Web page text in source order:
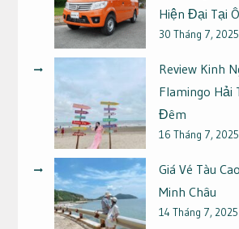
Hiện Đại Tại
30 Tháng 7, 2025
Review Kinh
Flamingo Hải
Đêm
16 Tháng 7, 2025
Giá Vé Tàu
Minh Châu
14 Tháng 7, 2025